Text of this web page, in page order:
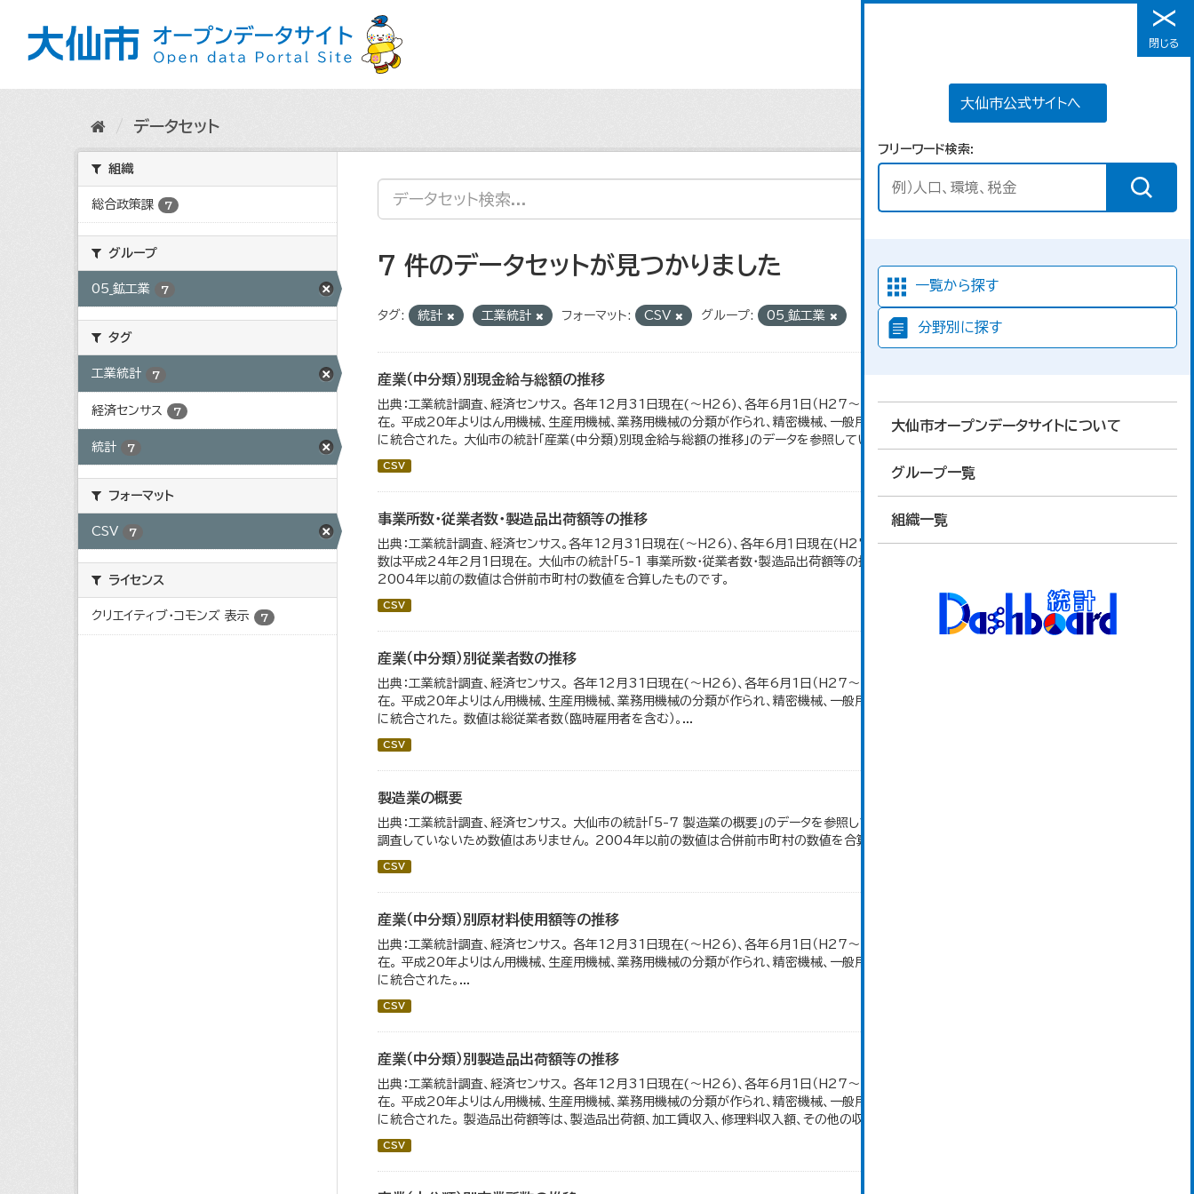
メニュー
大仙市公式サイトへ
フリーワード検索
一覧から探す
分野別に探す
大仙市オープンデータサイトについて
グループ一覧
組織一覧
閉じる
データセット
組織
総合政策課 7
グループ
05_鉱工業 7
タグ
工業統計 7
経済センサス 7
統計 7
フォーマット
CSV 7
ライセンス
クリエイティブ・コモンズ 表示 7
7 件のデータセットが見つかりました
タグ: 統計 工業統計 フォーマット: CSV グループ: 05_鉱工業
産業（中分類）別現金給与総額の推移
出典：工業統計調査、経済センサス。 各年12月31日現在(～H26)、各年6月1日（H27～）・平成23年のみ平成24年2月1日現
在。 平成20年よりはん用機械、生産用機械、業務用機械の分類が作られ、精密機械、一般用機械の分類は廃止。また、衣服は繊維
に統合された。 大仙市の統計「産業(中分類)別現金給与総額の推移」のデータを参照しています。...
CSV
事業所数・従業者数・製造品出荷額等の推移
出典：工業統計調査、経済センサス。各年12月31日現在(～H26)、各年6月１日現在(H27～)。 平成23年のみ事業所数、従業者
数は平成24年2月1日現在。 大仙市の統計「5-1 事業所数・従業者数・製造品出荷額等の推移」のデータを参照しています。
2004年以前の数値は合併前市町村の数値を合算したものです。
CSV
産業（中分類）別従業者数の推移
出典：工業統計調査、経済センサス。 各年12月31日現在(～H26)、各年6月1日（H27～）・平成23年のみ平成24年2月1日現
在。 平成20年よりはん用機械、生産用機械、業務用機械の分類が作られ、精密機械、一般用機械の分類は廃止。また、衣服は繊維
に統合された。 数値は総従業者数（臨時雇用者を含む）。...
CSV
製造業の概要
出典：工業統計調査、経済センサス。 大仙市の統計「5-7 製造業の概要」のデータを参照しています。 2007年以前は「生産額」を
調査していないため数値はありません。 2004年以前の数値は合併前市町村の数値を合算したものです。
CSV
産業（中分類）別原材料使用額等の推移
出典：工業統計調査、経済センサス。 各年12月31日現在(～H26)、各年6月1日（H27～）・平成23年のみ平成24年2月1日現
在。 平成20年よりはん用機械、生産用機械、業務用機械の分類が作られ、精密機械、一般用機械の分類は廃止。また、衣服は繊維
に統合された。...
CSV
産業（中分類）別製造品出荷額等の推移
出典：工業統計調査、経済センサス。 各年12月31日現在(～H26)、各年6月1日（H27～）・平成23年のみ平成24年2月1日現
在。 平成20年よりはん用機械、生産用機械、業務用機械の分類が作られ、精密機械、一般用機械の分類は廃止。また、衣服は繊維
に統合された。 製造品出荷額等は、製造品出荷額、加工賃収入、修理料収入額、その他の収入額の合計。...
CSV